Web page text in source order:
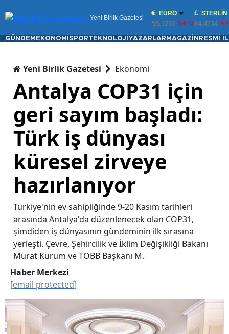
Yeni Birlik Gazetesi
EURO
55,1212 %-0.12
STERLIN
64,4734 %-
GÜNDEM EKONOMİ SPORTEKNOLOJİ YAZARLAR MAGAZİN RESMİ
Yeni Birlik Gazetesi Ekonomi
Antalya COP31 için
geri sayım başladı:
Türk iş dünyası
küresel zirveye
hazırlanıyor
Türkiye'nin ev sahipliğinde 9-20 Kasım tarihleri
arasında Antalya'da düzenlenecek olan COP31,
şimdiden iş dünyasının gündeminin ilk sırasına
yerleşti. Çevre, Şehircilik ve İklim Değişikliği Bakanı
Murat Kurum ve TOBB Başkanı M.
Haber Merkezi
[email protected]